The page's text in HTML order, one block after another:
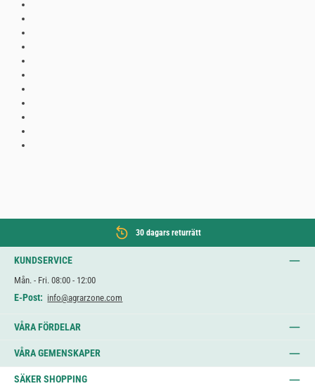
30 dagars returrätt
KUNDSERVICE
Mån. - Fri. 08:00 - 12:00
E-Post: info@agrarzone.com
VÅRA FÖRDELAR
VÅRA GEMENSKAPER
SÄKER SHOPPING